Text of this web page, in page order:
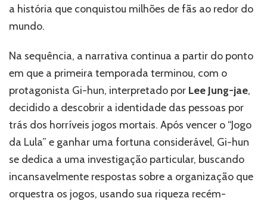
o
a história que conquistou milhões de fãs ao redor do
mundo.
Na sequência, a narrativa continua a partir do ponto
em que a primeira temporada terminou, com o
protagonista Gi-hun, interpretado por Lee Jung-jae,
decidido a descobrir a identidade das pessoas por
trás dos horríveis jogos mortais. Após vencer o “Jogo
da Lula” e ganhar uma fortuna considerável, Gi-hun
se dedica a uma investigação particular, buscando
incansavelmente respostas sobre a organização que
orquestra os jogos, usando sua riqueza recém-